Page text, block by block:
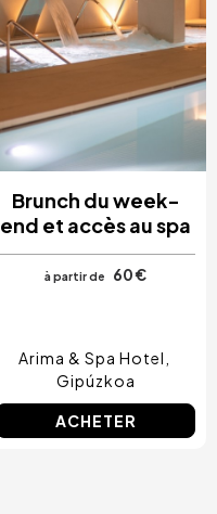
Brunch du week-
end et accès au spa
à partir de 60 €
Arima & Spa Hotel
Gipúzkoa
ACHETER